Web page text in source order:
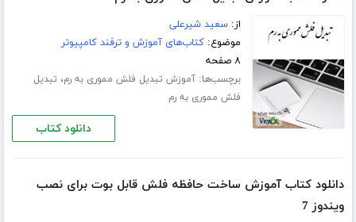
از:سعید شیرعلی
موضوع:کتاب‌های آموزش و ترفند کامپیوتر
۸ صفحه
برچسب‌ها:آموزش تبدیل فلش مموری به رم، تبدیل
فلش مموری به رم
دانلود کتاب
دانلود کتاب آموزش ساخت حافظه فلش قابل بوت برای نصب
ویندوز 7